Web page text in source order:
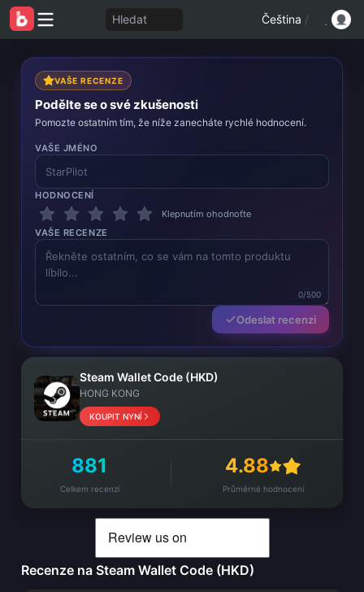
Hledat Čeština /
VAŠE RECENZE
Podělte se o své zkušenosti
Pomozte ostatním tím, že níže zanecháte rychlé hodnocení.
VAŠE JMÉNO
HODNOCENÍ
Klepnutím ohodnoťte
VAŠE RECENZE
0/500
Odeslat recenzi
Steam Wallet Code (HKD)
HONG KONG
KOUPIT NYNÍ
881
Celkem recenzí
4.88
Průměrné hodnocení
Recenze na Steam Wallet Code (HKD)